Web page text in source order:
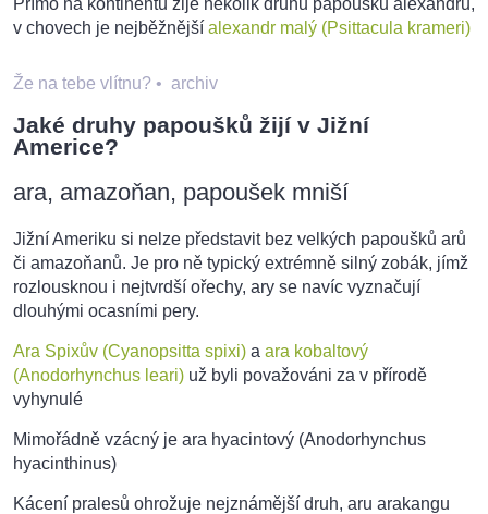
v chovech je nejběžnější alexandr malý (Psittacula krameri)
Že na tebe vlítnu? • archiv
Jaké druhy papoušků žijí v Jižní
Americe?
ara, amazoňan, papoušek mniší
Jižní Ameriku si nelze představit bez velkých papoušků arů
či amazoňanů. Je pro ně typický extrémně silný zobák, jímž
rozlousknou i nejtvrdší ořechy, ary se navíc vyznačují
dlouhými ocasními pery.
Ara Spixův (Cyanopsitta spixi) a ara kobaltový
(Anodorhynchus leari) už byli považováni za v přírodě
vyhynulé
Mimořádně vzácný je ara hyacintový (Anodorhynchus
hyacinthinus)
Kácení pralesů ohrožuje nejznámější druh, aru arakangu